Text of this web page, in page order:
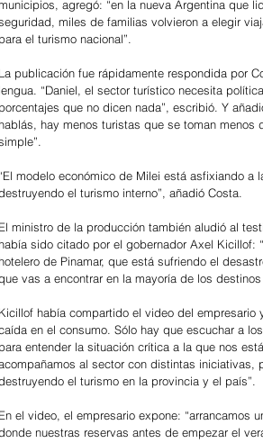
agregó: “en la nueva Argentina que
miles de familias volvieron a elegir
para el turismo nacional”.
La publicación fue rápidamente respondida por
lengua. “Daniel, el sector turístico necesita
porcentajes que no dicen nada”, escribió. Y
hablás, hay menos turistas que se toman
“El modelo económico de Milei está asfixiando
el turismo interno”, añadió Costa.
El ministro de la producción también aludió al
había sido citado por el gobernador Axel Kicillof:
hotelero de Pinamar, que está sufriendo el
vas a encontrar en la mayoría de los
Kicillof había compartido el video del
en el consumo. Sólo hay que escuchar a
para entender la situación crítica a la que nos
al sector con distintas iniciativas,
el turismo en la provincia y el país”.
En el video, el empresario expone: “arrancamos
nuestras reservas antes de empezar el